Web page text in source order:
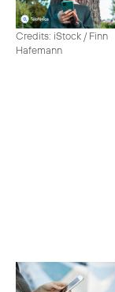
Credits: iStock / Finn
Hafemann